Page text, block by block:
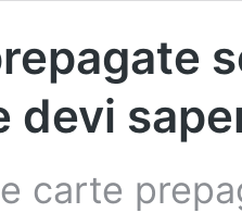
devi
carte